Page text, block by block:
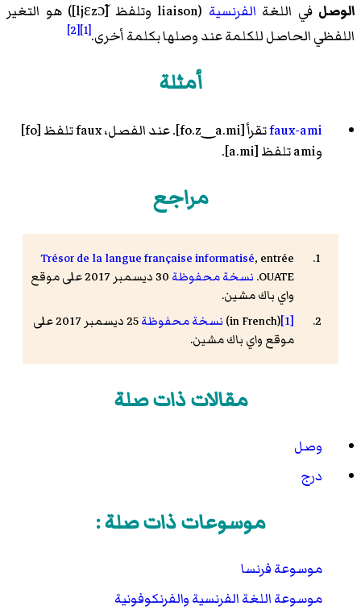
الوصل في اللغة الفرنسية (liaison وتلفظ [ljɛzɔ̃]) هو التغير
اللفظيالحاصل للكلمة عند وصلها بكلمة أخرى.[1]
[2]
أمثلة
faux-amiتقرأ[fo.z‿a.mi]
. عند الفصل، faux تلفظ [fo]
وami تلفظ [a.mi].
مراجع
Trésor de la langue française informatisé, entrée
OUATE. نسخة محفوظة
30 ديسمبر 2017 على موقع
واي باك مشين.
[1]
(in French) نسخة محفوظة
25 ديسمبر 2017 على
موقع واي باك مشين.
مقالات ذات صلة
وصل
درج
موسوعات ذات صلة :
موسوعة فرنسا
موسوعة اللغة الفرنسية والفرنكوفونية